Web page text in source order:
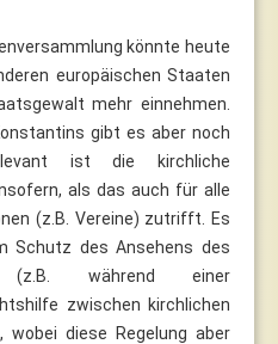
könnte heute
europäischen Staaten
mehr einnehmen.
gibt es aber noch
ist die kirchliche
als das auch für alle
(z.B. Vereine) zutrifft. Es
Schutz des Ansehens des
(z.B. während einer
zwischen kirchlichen
wobei diese Regelung aber